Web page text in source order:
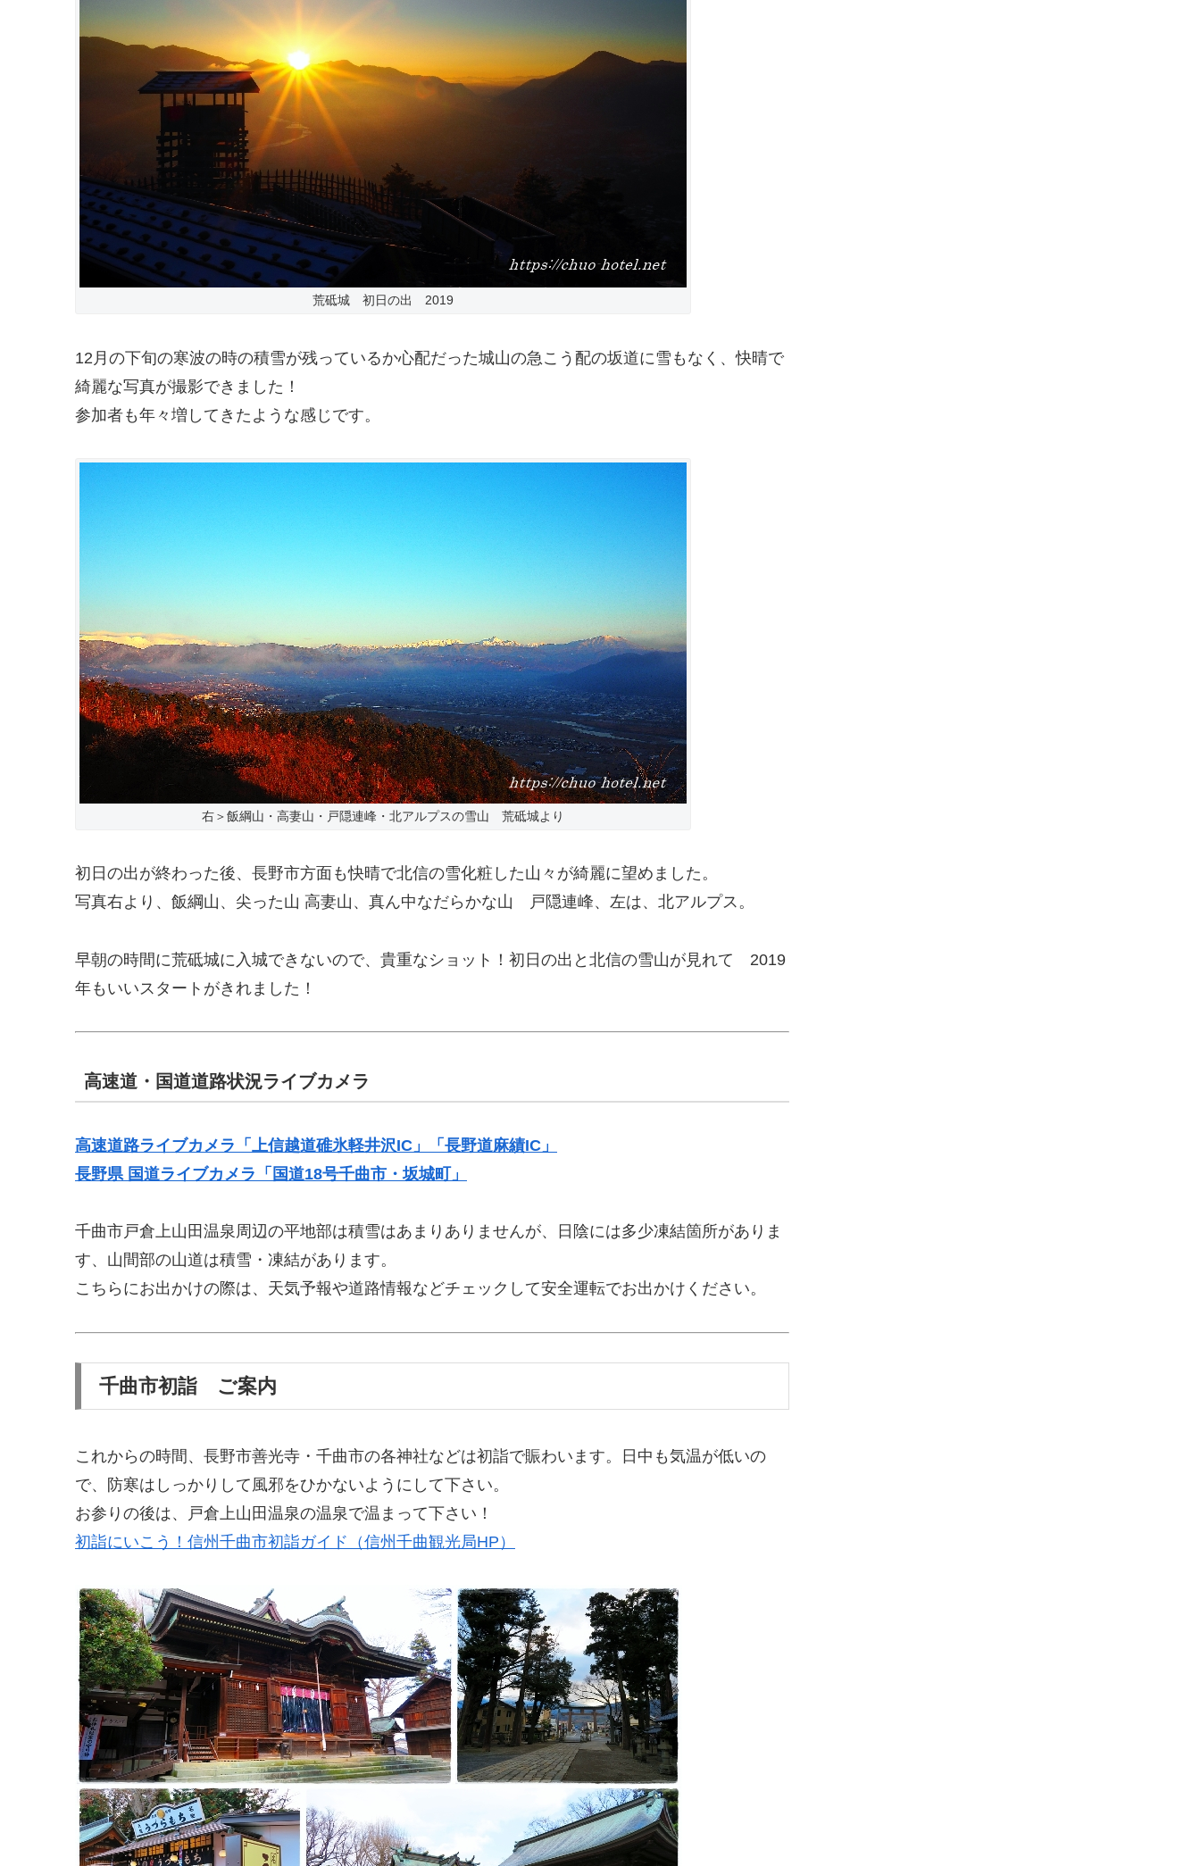
荒砥城 初日の出 2019
12月の下旬の寒波の時の積雪が残っているか心配だった城山の急こう配の坂道に雪もなく、快晴で
綺麗な写真が撮影できました！
参加者も年々増してきたような感じです。
右＞飯綱山・高妻山・戸隠連峰・北アルプスの雪山 荒砥城より
初日の出が終わった後、長野市方面も快晴で北信の雪化粧した山々が綺麗に望めました。
写真右より、飯綱山、尖った山 高妻山、真ん中なだらかな山 戸隠連峰、左は、北アルプス。
早朝の時間に荒砥城に入城できないので、貴重なショット！初日の出と北信の雪山が見れて 2019
年もいいスタートがきれました！
高速道・国道道路状況ライブカメラ
高速道路ライブカメラ「上信越道碓氷軽井沢IC」「長野道麻績IC」
長野県 国道ライブカメラ「国道18号千曲市・坂城町」
千曲市戸倉上山田温泉周辺の平地部は積雪はあまりありませんが、日陰には多少凍結箇所がありま
す、山間部の山道は積雪・凍結があります。
こちらにお出かけの際は、天気予報や道路情報などチェックして安全運転でお出かけください。
千曲市初詣 ご案内
これからの時間、長野市善光寺・千曲市の各神社などは初詣で賑わいます。日中も気温が低いの
で、防寒はしっかりして風邪をひかないようにして下さい。
お参りの後は、戸倉上山田温泉の温泉で温まって下さい！
初詣にいこう！信州千曲市初詣ガイド（信州千曲観光局HP）